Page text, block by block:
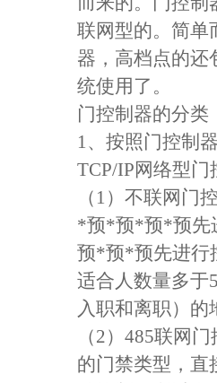
联网型的。简单
器，高档点的还
统使用了。
门控制器的分类
1、按照门控制
TCP/IP网络型
（1）不联网门
*预*预*预*预先
预*预*预先进行
适合人数量多
入职和离职）
（2）485联网
的门禁类型，